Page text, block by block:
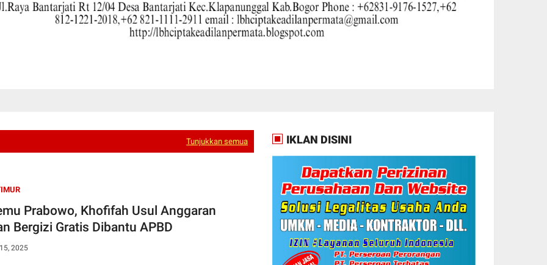
Tunjukkan semua
Prabowo, Khofifah Usul Anggaran
Bergizi Gratis Dibantu APBD
2025
IKLAN DISINI